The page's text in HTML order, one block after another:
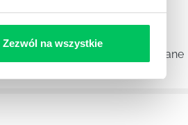
Zezwól na wszystkie
sprawnie realizować swoich
wszystkie czynności wykonywane